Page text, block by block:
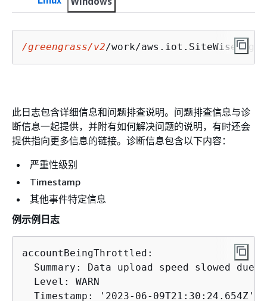
/greengrass/v2/work/
此日志包含详细信息和问题排查说明。问题排查信息与诊
断信息一起提供，并附有如何解决问题的说明，有时还会
提供指向更多信息的链接。诊断信息包含以下内容：
严重性级别
Timestamp
其他事件特定信息
例示例日志
accountBeingThrottled:
Summary: Data upload speed slowed due
  Level: WARN
  Timestamp: '2023-06-09T21:30:24.654Z'